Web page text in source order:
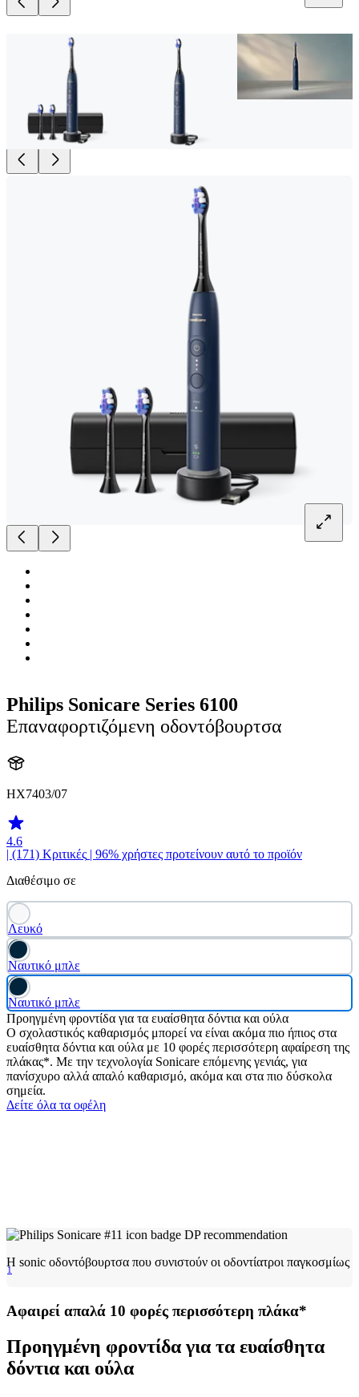
Philips Sonicare Series 6100
Επαναφορτιζόμενη οδοντόβουρτσα
HX7403/07
4.6
| (171) Κριτικές | 96% χρήστες προτείνουν αυτό το προϊόν
Διαθέσιμο σε
Λευκό
Ναυτικό μπλε
Ναυτικό μπλε
Προηγμένη φροντίδα για τα ευαίσθητα δόντια και ούλα
Ο σχολαστικός καθαρισμός μπορεί να είναι ακόμα πιο ήπιος στα
ευαίσθητα δόντια και ούλα με 10 φορές περισσότερη αφαίρεση της
πλάκας*. Με την τεχνολογία Sonicare επόμενης γενιάς, για
πανίσχυρο αλλά απαλό καθαρισμό, ακόμα και στα πιο δύσκολα
σημεία.
Δείτε όλα τα οφέλη
H sonic oδοντόβουρτσα που συνιστούν οι οδοντίατροι παγκοσμίως
1
Αφαιρεί απαλά 10 φορές περισσότερη πλάκα*
Προηγμένη φροντίδα για τα ευαίσθητα
δόντια και ούλα